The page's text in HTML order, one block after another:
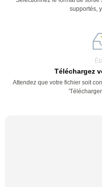
supportés,
Téléchargez
Attendez que votre fichier soit